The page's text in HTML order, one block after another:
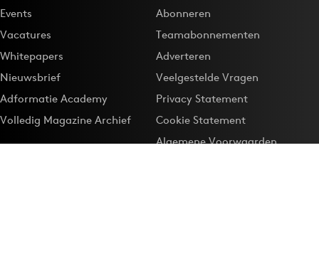
Events
Vacatures
Whitepapers
Nieuwsbrief
Adformatie Academy
Volledig Magazine Archief
Abonneren
Teamabonnementen
Adverteren
Veelgestelde Vragen
Privacy Statement
Cookie Statement
Algemene Voorwaarden